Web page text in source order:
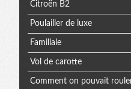
Citroën B2
Poulailler de luxe
Familiale
Vol de carotte
Comment on pouvait